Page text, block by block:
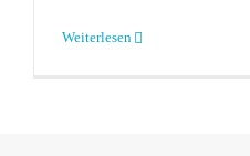
Weiterlesen